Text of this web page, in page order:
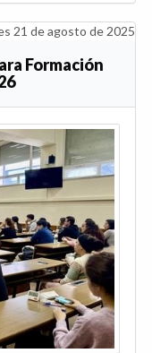
21 de agosto de 2025
Formación